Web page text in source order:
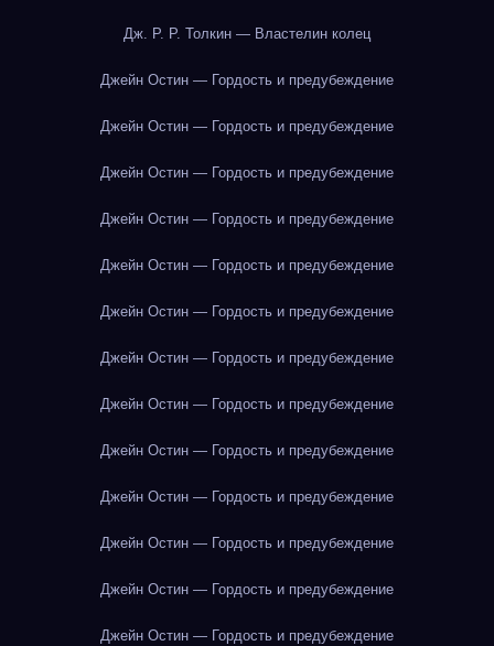
Дж. Р. Р. Толкин — Властелин колец
Джейн Остин — Гордость и предубеждение
Джейн Остин — Гордость и предубеждение
Джейн Остин — Гордость и предубеждение
Джейн Остин — Гордость и предубеждение
Джейн Остин — Гордость и предубеждение
Джейн Остин — Гордость и предубеждение
Джейн Остин — Гордость и предубеждение
Джейн Остин — Гордость и предубеждение
Джейн Остин — Гордость и предубеждение
Джейн Остин — Гордость и предубеждение
Джейн Остин — Гордость и предубеждение
Джейн Остин — Гордость и предубеждение
Джейн Остин — Гордость и предубеждение